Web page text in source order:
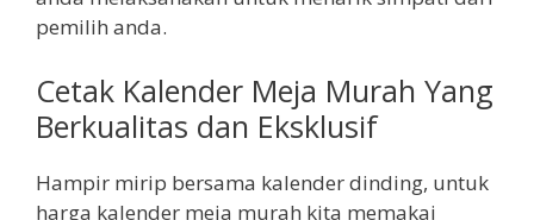
pemilih anda.
Cetak Kalender Meja Murah Yang
Berkualitas dan Eksklusif
Hampir mirip bersama kalender dinding, untuk
harga kalender meja murah kita memakai